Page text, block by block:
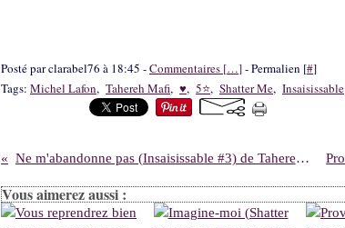
Posté par clarabel76 à 18:45 -Commentaires […]- Permalien [#]
Tags: Michel Lafon, Tahereh Mafi, ♥, 5⭐, Shatter Me, Insaisissable
Ne m'abandonne pas (Insaisissable #3) de Tahereh Mafi
Vous aimerez aussi :